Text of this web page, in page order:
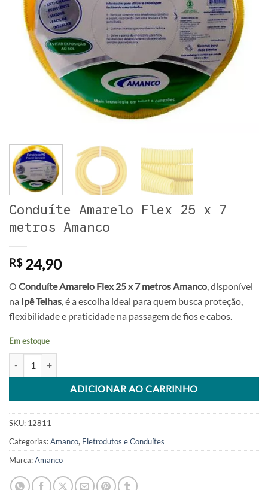
Conduíte Amarelo Flex 25 x 7
metros Amanco
R$24,90
O Conduíte Amarelo Flex 25 x 7 metros Amanco, disponível
na Ipê Telhas, é a escolha ideal para quem busca proteção,
flexibilidade e praticidade na passagem de fios e cabos.
Em estoque
ADICIONAR AO CARRINHO
Alternative:
SKU: 12811
Categorias:Amanco, Eletrodutos e Conduítes
Marca:Amanco